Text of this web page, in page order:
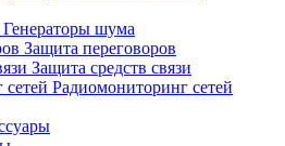
Генераторы шума
Защита переговоров
Защита средств связи
Радиомониторинг сетей